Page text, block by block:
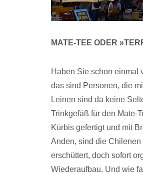
MATE-TEE ODER
Haben Sie schon einmal
das sind Personen, die
Leinen sind da keine
Trinkgefäß für den Mate-
Kürbis gefertigt und mit
Anden, sind die
erschüttert, doch sofort
Wiederaufbau. Und wie